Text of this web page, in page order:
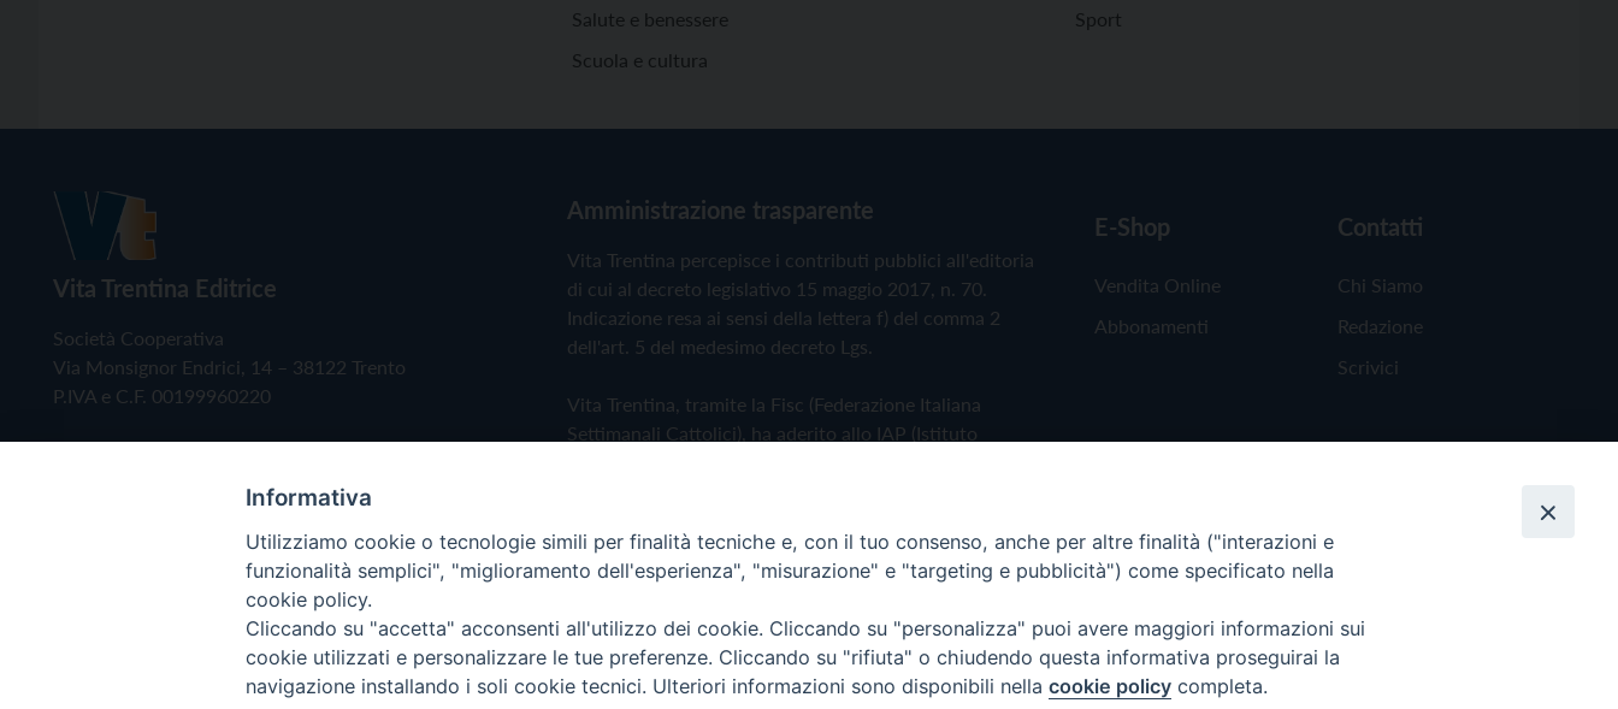
Salute e benessere
Scuola e cultura
Sport
Vita Trentina Editrice
Società Cooperativa
Via Monsignor Endrici, 14 – 38122 Trento
P.IVA e C.F. 00199960220
Amministrazione trasparente
Vita Trentina percepisce i contributi pubblici all'editoria
di cui al decreto legislativo 15 maggio 2017, n. 70.
Indicazione resa ai sensi della lettera f) del comma 2
dell'art. 5 del medesimo decreto Lgs.
Vita Trentina, tramite la Fisc (Federazione Italiana
Settimanali Cattolici), ha aderito allo IAP (Istituto
Privacy Policy Cookie Policy
E-Shop
Vendita Online
Abbonamenti
Contatti
Chi Siamo
Redazione
Scrivici
Copyright © 2019 - Tutti i diritti riservati - Vita Trentina Editrice
Informativa
Utilizziamo cookie o tecnologie simili per finalità tecniche e, con il tuo consenso, anche per altre finalità ("interazioni e
funzionalità semplici", "miglioramento dell'esperienza", "misurazione" e "targeting e pubblicità") come specificato nella
cookie policy.
Cliccando su "accetta" acconsenti all'utilizzo dei cookie. Cliccando su "personalizza" puoi avere maggiori informazioni sui
cookie utilizzati e personalizzare le tue preferenze. Cliccando su "rifiuta" o chiudendo questa informativa proseguirai la
navigazione installando i soli cookie tecnici. Ulteriori informazioni sono disponibili nella cookie policy completa.